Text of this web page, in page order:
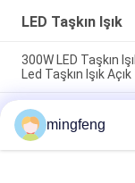
LED Taşkın Işık
300W LED Taşkın
Led Taşkın Işık
Yüksek Güçlü
Otoyollarmingfeng